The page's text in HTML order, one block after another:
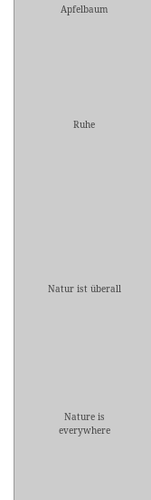
Apfelbaum
Ruhe
Natur ist überall
Nature is
everywhere